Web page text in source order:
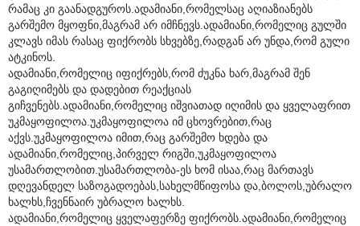
რამაც კი გაანადგუროს.ადამიანი,რომელსაც აღიაზიანებს
გარშემო მყოფნი,მაგრამ არ იმჩნევს.ადამიანი,რომელიც გულში
კლავს იმას რასაც ფიქრობს სხვებზე,რადგან არ უნდა,რომ გული
ატკინოს.
ადამიანი,რომელიც იფიქრებს,რომ ძუკნა ხარ,მაგრამ შენ
გაგიღიმებს და დადებით რეაქციას
გიჩვენებს.ადამიანი,რომელიც იშვიათად იღიმის და ყველაფრით
უკმაყოფილოა.უკმაყოფილოა იმ ცხოვრებით,რაც
აქვს.უკმაყოფილოა იმით,რაც გარშემო ხდება და
ადამიანი,რომელიც,პირველ რიგში,უკმაყოფილოა
უსამართლობით.უსამართლობა-ეს ხომ ისაა,რაც მართავს
დღევანდელ საზოგადოებას,სახელმწიფოსა და,ბოლოს,უბრალო
ხალხს,ჩვენნაირ უბრალო ხალხს.
ადამიანი,რომელიც ყველაფერზე ფიქრობს.ადამიანი,რომელიც